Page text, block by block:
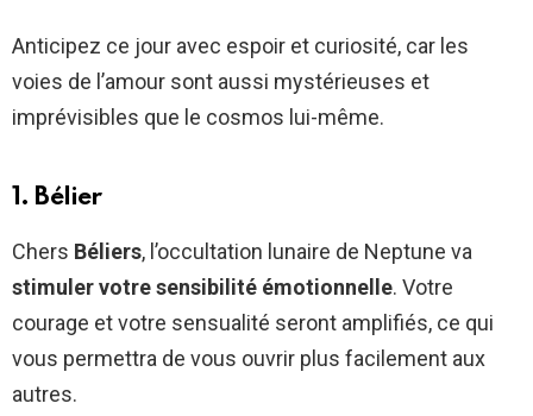
Anticipez ce jour avec espoir et curiosité, car les
voies de l’amour sont aussi mystérieuses et
imprévisibles que le cosmos lui-même.
1. Bélier
Chers Béliers, l’occultation lunaire de Neptune va
stimuler votre sensibilité émotionnelle. Votre
courage et votre sensualité seront amplifiés, ce qui
vous permettra de vous ouvrir plus facilement aux
autres.